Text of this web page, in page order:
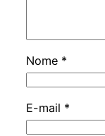
Nome *
E-mail *